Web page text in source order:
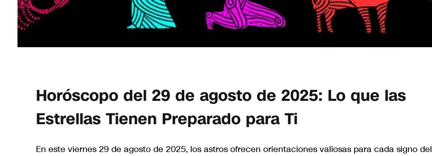
Horóscopo del 29 de agosto de 2025: Lo que las
Estrellas Tienen Preparado para Ti
En este viernes 29 de agosto de 2025, los astros ofrecen orientaciones valiosas para cada signo del